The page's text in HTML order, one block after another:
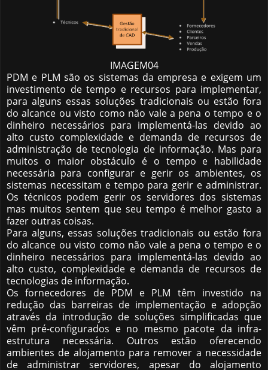
IMAGEM04
PDM e PLM são os sistemas da empresa e exigem um
investimento de tempo e recursos para implementar,
para alguns essas soluções tradicionais ou estão fora
do alcance ou visto como não vale a pena o tempo e o
dinheiro necessários para implementá-las devido ao
alto custo complexidade e demanda de recursos de
administração de tecnologia de informação. Mas para
muitos o maior obstáculo é o tempo e habilidade
necessária para configurar e gerir os ambientes, os
sistemas necessitam e tempo para gerir e administrar.
Os técnicos podem gerir os servidores dos sistemas
mas muitos sentem que seu tempo é melhor gasto a
fazer outras coisas.
Para alguns, essas soluções tradicionais ou estão fora
do alcance ou visto como não vale a pena o tempo e o
dinheiro necessários para implementá-las devido ao
alto custo, complexidade e demanda de recursos de
tecnologias de informação.
Os fornecedores de PDM e PLM têm investido na
redução das barreiras de implementação e adopção
através da introdução de soluções simplificadas que
vêm pré-configurados e no mesmo pacote da infra-
estrutura necessária. Outros estão oferecendo
ambientes de alojamento para remover a necessidade
de administrar servidores, apesar do alojamento